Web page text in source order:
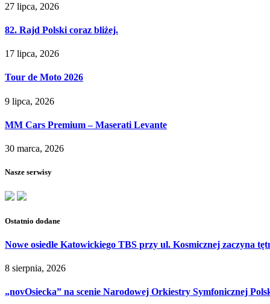
27 lipca, 2026
82. Rajd Polski coraz bliżej.
17 lipca, 2026
Tour de Moto 2026
9 lipca, 2026
MM Cars Premium – Maserati Levante
30 marca, 2026
Nasze serwisy
Ostatnio dodane
Nowe osiedle Katowickiego TBS przy ul. Kosmicznej zaczyna
8 sierpnia, 2026
„novOsiecka” na scenie Narodowej Orkiestry Symfonicznej